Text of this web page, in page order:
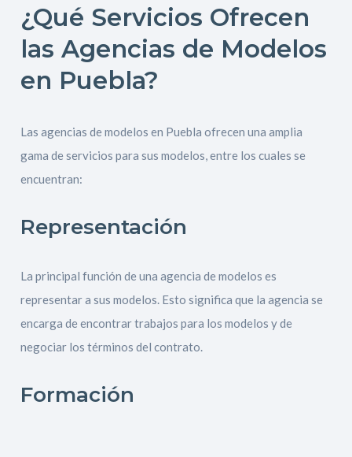
¿Qué Servicios Ofrecen
las Agencias de Modelos
en Puebla?
Las agencias de modelos en Puebla ofrecen una amplia
gama de servicios para sus modelos, entre los cuales se
encuentran:
Representación
La principal función de una agencia de modelos es
representar a sus modelos. Esto significa que la agencia se
encarga de encontrar trabajos para los modelos y de
negociar los términos del contrato.
Formación